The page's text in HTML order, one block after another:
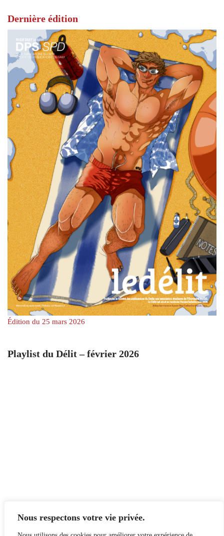
Nous respectons votre vie privée.
Dernière édition
Édition du 25 mars 2026
Playlist du Délit – février 2026